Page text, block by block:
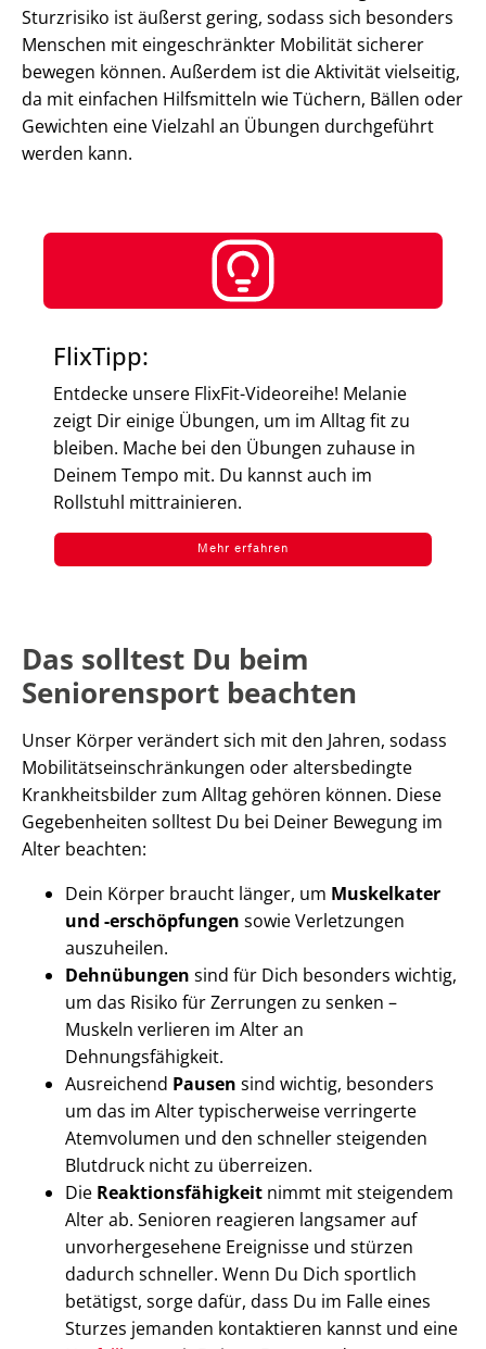
Sturzrisiko ist äußerst gering, sodass sich besonders
Menschen mit eingeschränkter Mobilität sicherer
bewegen können. Außerdem ist die Aktivität vielseitig,
da mit einfachen Hilfsmitteln wie Tüchern, Bällen oder
Gewichten eine Vielzahl an Übungen durchgeführt
werden kann.
FlixTipp:
Entdecke unsere FlixFit-Videoreihe! Melanie
zeigt Dir einige Übungen, um im Alltag fit zu
bleiben. Mache bei den Übungen zuhause in
Deinem Tempo mit. Du kannst auch im
Rollstuhl mittrainieren.
Mehr erfahren
Das solltest Du beim
Seniorensport beachten
Unser Körper verändert sich mit den Jahren, sodass
Mobilitätseinschränkungen oder altersbedingte
Krankheitsbilder zum Alltag gehören können. Diese
Gegebenheiten solltest Du bei Deiner Bewegung im
Alter beachten:
Dein Körper braucht länger, um Muskelkater
und -erschöpfungen sowie Verletzungen
auszuheilen.
Dehnübungen sind für Dich besonders wichtig,
um das Risiko für Zerrungen zu senken –
Muskeln verlieren im Alter an
Dehnungsfähigkeit.
Ausreichend Pausen sind wichtig, besonders
um das im Alter typischerweise verringerte
Atemvolumen und den schneller steigenden
Blutdruck nicht zu überreizen.
Die Reaktionsfähigkeit nimmt mit steigendem
Alter ab. Senioren reagieren langsamer auf
unvorhergesehene Ereignisse und stürzen
dadurch schneller. Wenn Du Dich sportlich
betätigst, sorge dafür, dass Du im Falle eines
Sturzes jemanden kontaktieren kannst und eine